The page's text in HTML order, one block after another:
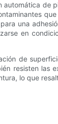
una
en
de
resisten
lo que